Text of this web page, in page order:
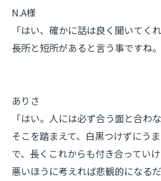
N.A様
「はい、確かに話は良く聞いてくれ
長所と短所があると言う事ですね。
ありさ
「はい。人には必ず合う面と合わ
そこを踏まえて、白黒つけずにう
で、長くこれからも付き合っていけ
悪いほうに考えれば悲観的になるだ